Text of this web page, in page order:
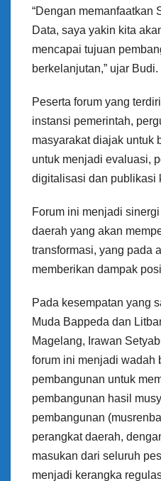
“Dengan memanfaatkan
Data, saya yakin kita
mencapai tujuan
berkelanjutan,” ujar Budi.
Peserta forum yang
instansi pemerintah,
masyarakat diajak untuk
untuk menjadi evaluasi,
digitalisasi dan publikasi
Forum ini menjadi
daerah yang akan
transformasi, yang pada
memberikan dampak
Pada kesempatan yang
Muda Bappeda dan
Magelang, Irawan
forum ini menjadi wadah
pembangunan untuk
pembangunan hasil
pembangunan
perangkat daerah,
masukan dari seluruh
menjadi kerangka